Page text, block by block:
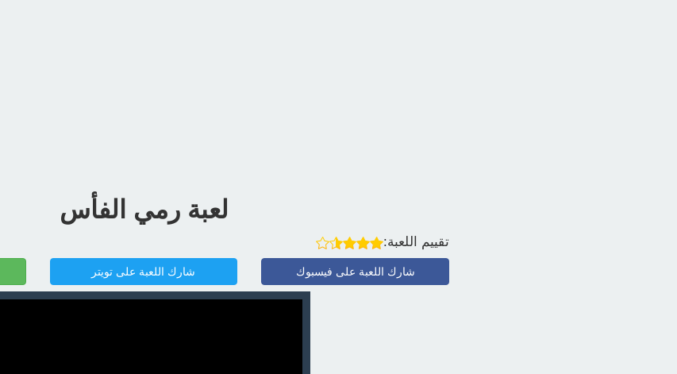
لعبة رمي الفأس
تقييم اللعبة:
شارك اللعبة على تويتر شارك اللعبة على فيسبوك